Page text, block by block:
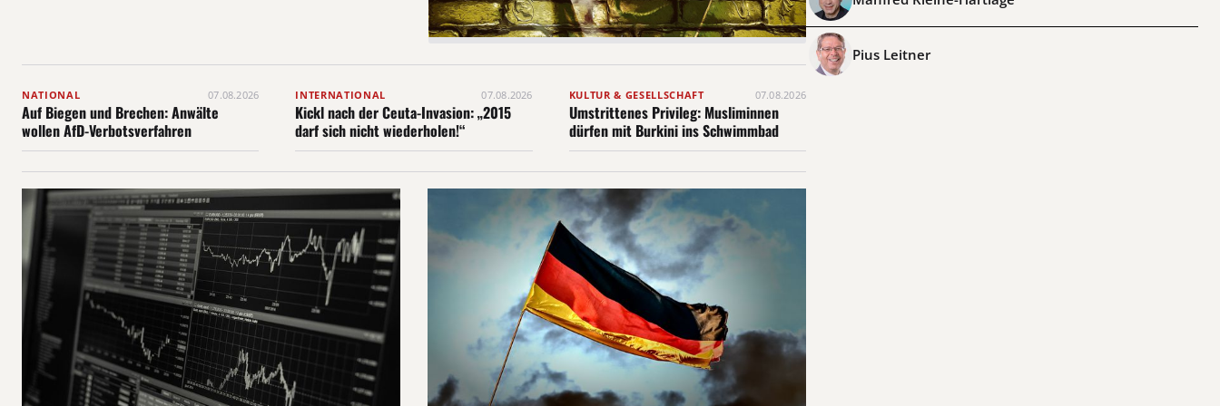
NATIONAL 07.08.2026
Auf Biegen und Brechen: Anwälte
wollen AfD-Verbotsverfahren
INTERNATIONAL 07.08.2026
Kickl nach der Ceuta-Invasion: „2015
darf sich nicht wiederholen!“
KULTUR & GESELLSCHAFT 07.08.2026
Umstrittenes Privileg: Musliminnen
dürfen mit Burkini ins Schwimmbad
Pius Leitner